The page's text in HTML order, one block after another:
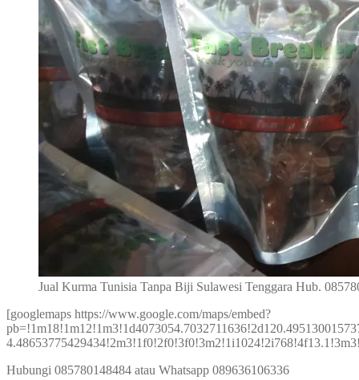
Jual Kurma Tunisia Tanpa Biji Sulawesi Tenggara Hub.
[googlemaps https://www.google.com/maps/embed?
Hubungi 085780148484 atau Whatsapp 089636106336